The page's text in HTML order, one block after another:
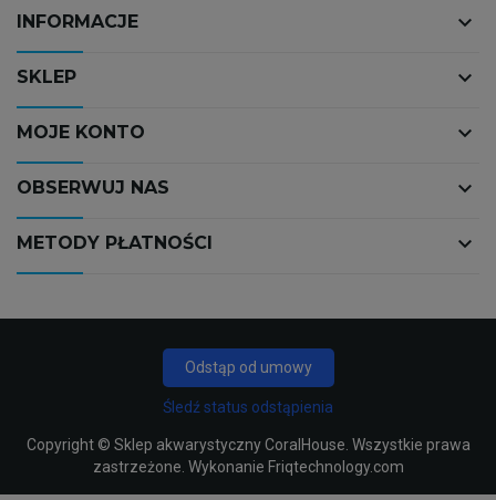
INFORMACJE keyboard_arrow_down
SKLEP keyboard_arrow_down
MOJE KONTO keyboard_arrow_down
OBSERWUJ NAS keyboard_arrow_down
METODY PŁATNOŚCI keyboard_arrow_down
Odstąp od umowy
Śledź status odstąpienia
Copyright © Sklep akwarystyczny CoralHouse . Wszystkie prawa
zastrzeżone. Wykonanie Friqtechnology.com